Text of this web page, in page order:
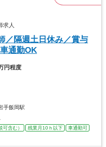
求人
／隔週土日休み／賞与
通勤OK
円程度
手飯岡駅
可含む） 残業月10ｈ以下
車通勤可